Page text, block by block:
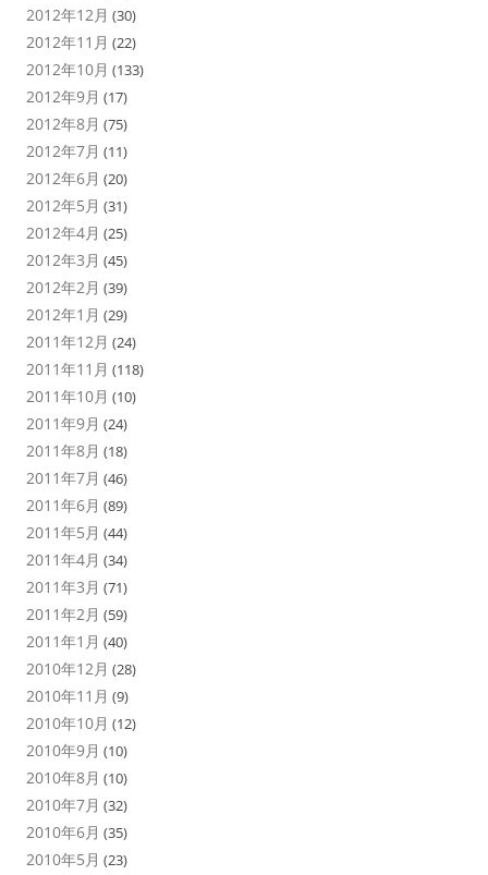
2012年12月 (30)
2012年11月 (22)
2012年10月 (133)
2012年9月 (17)
2012年8月 (75)
2012年7月 (11)
2012年6月 (20)
2012年5月 (31)
2012年4月 (25)
2012年3月 (45)
2012年2月 (39)
2012年1月 (29)
2011年12月 (24)
2011年11月 (118)
2011年10月 (10)
2011年9月 (24)
2011年8月 (18)
2011年7月 (46)
2011年6月 (89)
2011年5月 (44)
2011年4月 (34)
2011年3月 (71)
2011年2月 (59)
2011年1月 (40)
2010年12月 (28)
2010年11月 (9)
2010年10月 (12)
2010年9月 (10)
2010年8月 (10)
2010年7月 (32)
2010年6月 (35)
2010年5月 (23)